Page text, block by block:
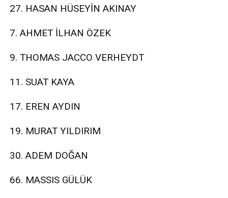
27. HASAN HÜSEYİN AKINAY
7. AHMET İLHAN ÖZEK
9. THOMAS JACCO VERHEYDT
11. SUAT KAYA
17. EREN AYDIN
19. MURAT YILDIRIM
30. ADEM DOĞAN
66. MASSIS GÜLÜK